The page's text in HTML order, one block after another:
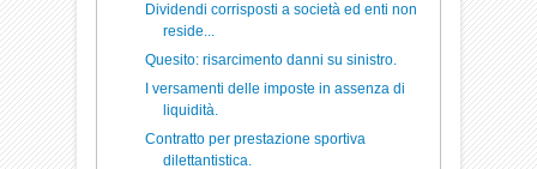
Dividendi corrisposti a società ed enti non
reside...
Quesito: risarcimento danni su sinistro.
I versamenti delle imposte in assenza di
liquidità.
Contratto per prestazione sportiva
dilettantistica.